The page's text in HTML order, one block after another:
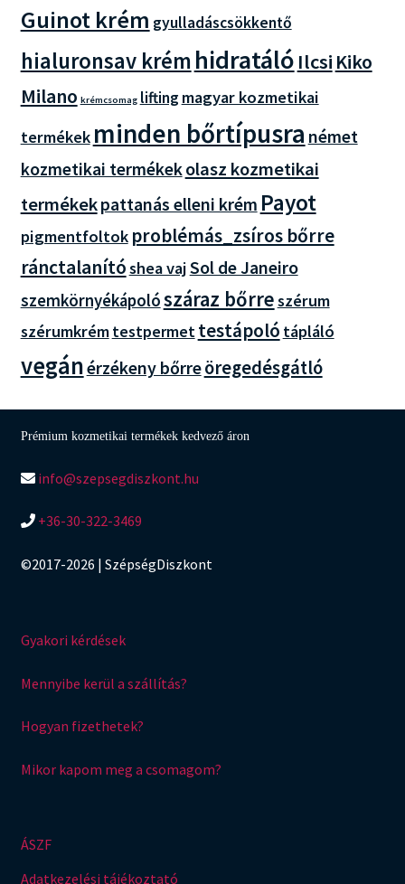
Guinot krém gyulladáscsökkentő
hialuronsav krémhidratáló Ilcsi Kiko
Milano krémcsomag lifting magyar kozmetikai
termékek minden bőrtípusra német
kozmetikai termékekolasz kozmetikai
termékekpattanás elleni krém Payot
pigmentfoltok problémás_zsíros bőrre
ránctalanítóshea vajSol de Janeiro
szemkörnyékápolószáraz bőrreszérum
szérumkrémtestpermettestápoló tápláló
vegánérzékeny bőrreöregedésgátló
Prémium kozmetikai termékek kedvező áron
info@szepsegdiszkont.hu
+36-30-322-3469
©2017-2026 | SzépségDiszkont
Gyakori kérdések
Mennyibe kerül a szállítás?
Hogyan fizethetek?
Mikor kapom meg a csomagom?
ÁSZF
Adatkezelési tájékoztató